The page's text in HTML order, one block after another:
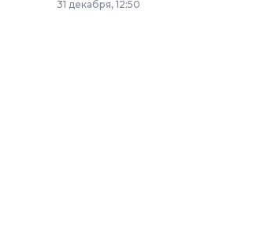
31 декабря, 12:50